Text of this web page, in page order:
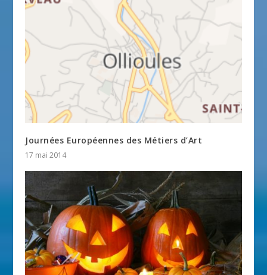
Journées Européennes des Métiers d’Art
17 mai 2014